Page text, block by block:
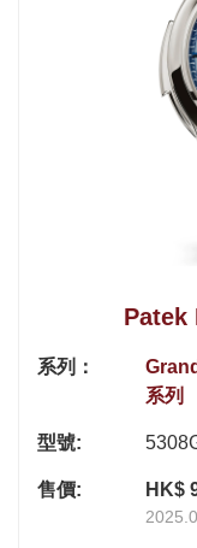
Patek
系列：
系列
型號:
售價: HK$